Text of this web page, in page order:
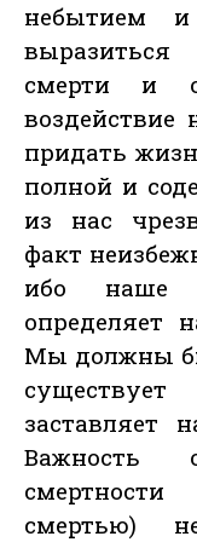
небытием
смерти и
воздействие
придать
полной и
из нас
факт
ибо наше
определяет
Мы должны
заставляет
Важность
смертью)